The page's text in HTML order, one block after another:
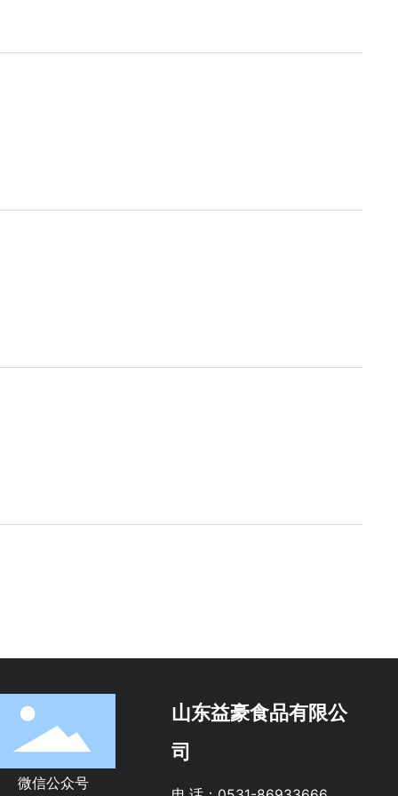
微信公众号
山东益豪食品有限公
司